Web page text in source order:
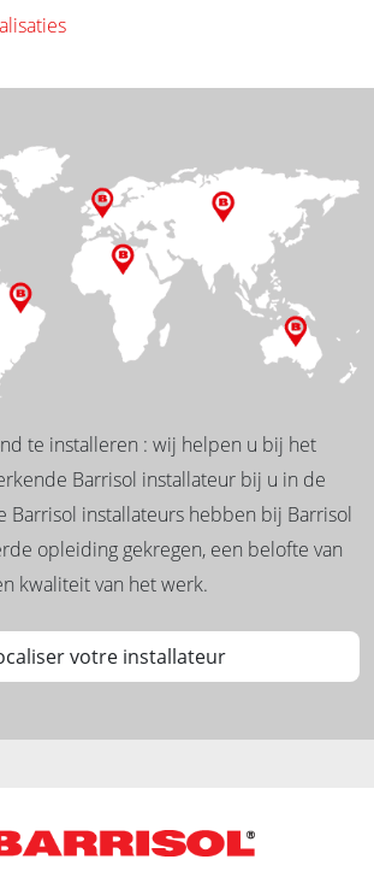
te installeren : wij helpen u bij het
Barrisol installateur bij u in de
Barrisol installateurs hebben bij Barrisol
opleiding gekregen, een belofte van
kwaliteit van het werk.
votre installateur